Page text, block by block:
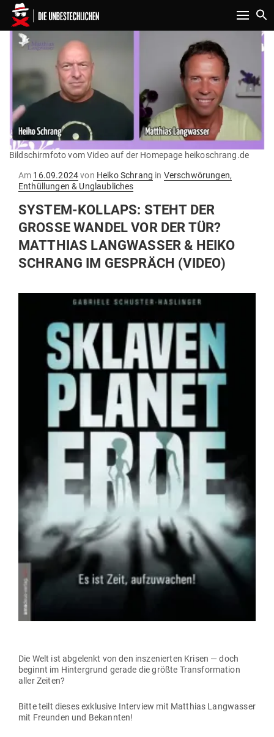
Toggle
Bildschirmfoto vom Video auf der Homepage heikoschrang.de
Am Gepostet
am
16.09.2024von Heiko Schrang in Verschwörungen,
Enthüllungen & Unglaubliches
SYSTEM-KOLLAPS: STEHT DER
GROSSE WANDEL VOR DER TÜR? M
AT­THIAS LANG­WASSER & HEIKO S
CHRANG IM GESPRÄCH (VIDEO)
Die Welt ist abge­lenkt von den insze­nierten Krisen — doch
beginnt im Hin­ter­grund gerade die größte Trans­for­mation
aller Zeiten?
Bitte teilt dieses exklusive Interview mit Mat­thias Lang­wasser
mit Freunden und Bekannten!